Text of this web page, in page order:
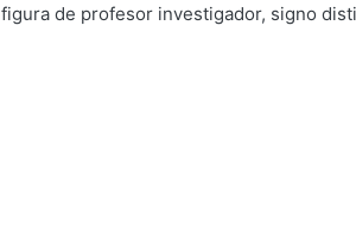
Ana;Morales Moreno, Jorge;Redondo
figura de profesor investigador, signo